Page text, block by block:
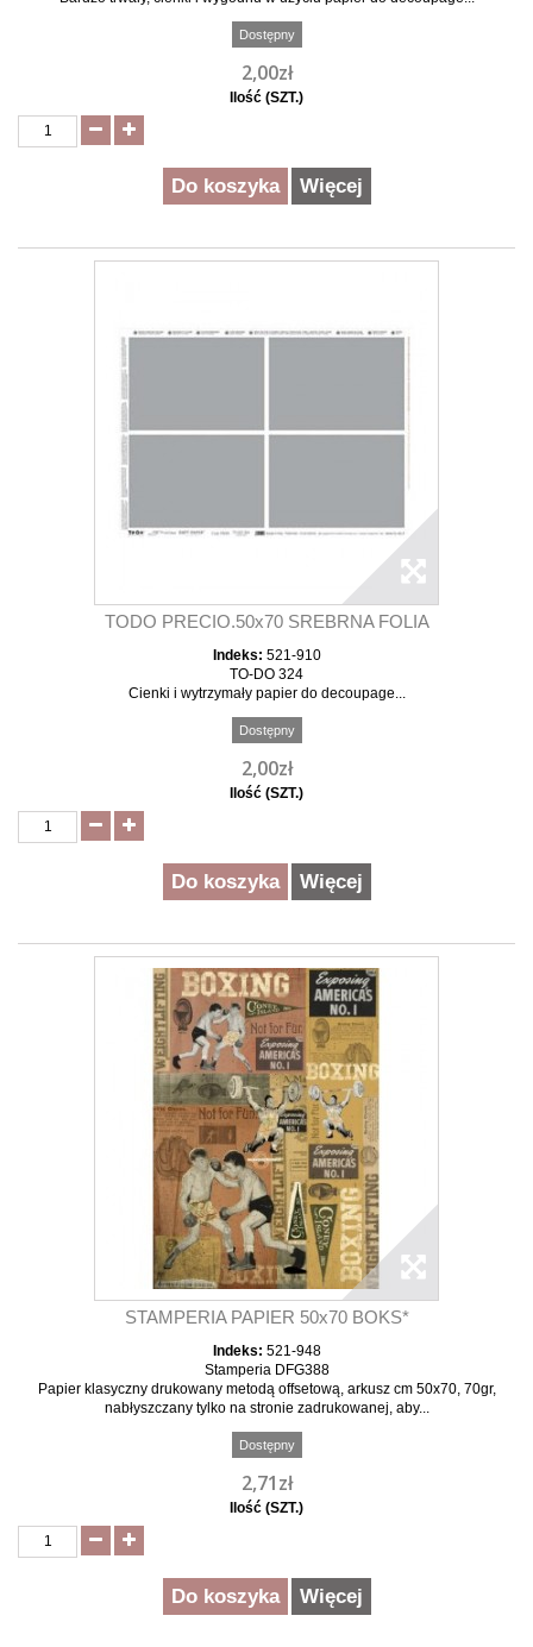
Dostępny
2,00zł
Ilość (SZT.)
Do koszyka Więcej
TODO PRECIO.50x70 SREBRNA FOLIA
Indeks: 521-910
TO-DO 324
Cienki i wytrzymały papier do decoupage...
Dostępny
2,00zł
Ilość (SZT.)
Do koszyka Więcej
STAMPERIA PAPIER 50x70 BOKS*
Indeks: 521-948
Stamperia DFG388
Papier klasyczny drukowany metodą offsetową, arkusz cm 50x70, 70gr,
nabłyszczany tylko na stronie zadrukowanej, aby...
Dostępny
2,71zł
Ilość (SZT.)
Do koszyka Więcej